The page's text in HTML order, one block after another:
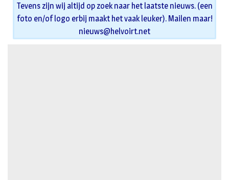
Tevens zijn wij altijd op zoek naar het laatste nieuws. (een
foto en/of logo erbij maakt het vaak leuker). Mailen maar!
nieuws@helvoirt.net